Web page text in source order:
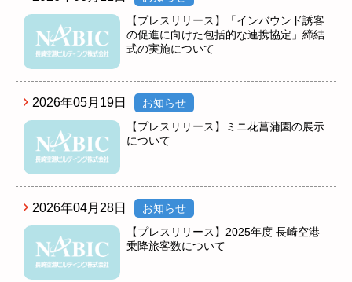
【プレスリリース】「インバウンド誘客
の促進に向けた包括的な連携協定」締結
式の実施について
2026年05月19日
お知らせ
【プレスリリース】ミニ花菖蒲園の展示
について
2026年04月28日
お知らせ
【プレスリリース】2025年度 長崎空港
乗降旅客数について